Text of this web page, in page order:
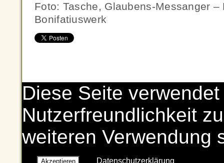
Foto: Tasche, Glaubens-Messanger –
Bonifatiuswerk
Diese Seite
Nutzerfreundlichkeit
weiteren Verwendung
Akzeptieren Datenschutzerklärung